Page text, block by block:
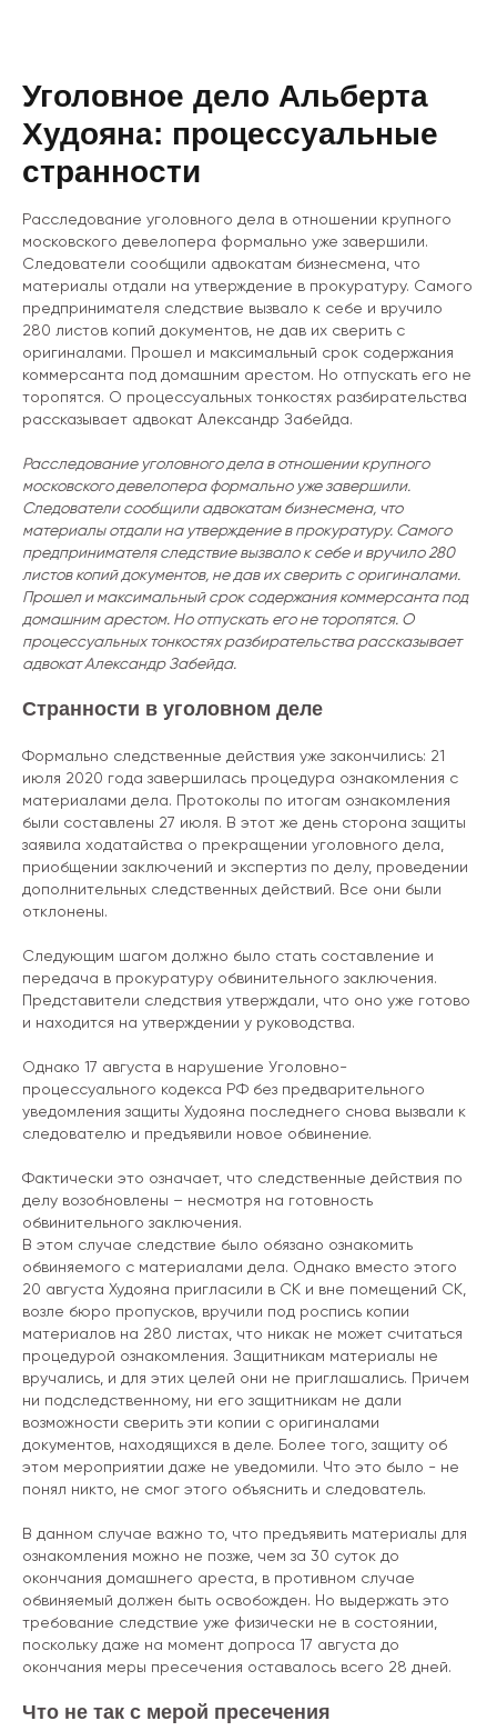
Уголовное дело Альберта
Худояна: процессуальные
странности
Расследование уголовного дела в отношении крупного
московского девелопера формально уже завершили.
Следователи сообщили адвокатам бизнесмена, что
материалы отдали на утверждение в прокуратуру. Самого
предпринимателя следствие вызвало к себе и вручило
280 листов копий документов, не дав их сверить с
оригиналами. Прошел и максимальный срок содержания
коммерсанта под домашним арестом. Но отпускать его не
торопятся. О процессуальных тонкостях разбирательства
рассказывает адвокат Александр Забейда.
Расследование уголовного дела в отношении крупного
московского девелопера формально уже завершили.
Следователи сообщили адвокатам бизнесмена, что
материалы отдали на утверждение в прокуратуру. Самого
предпринимателя следствие вызвало к себе и вручило 280
листов копий документов, не дав их сверить с оригиналами.
Прошел и максимальный срок содержания коммерсанта под
домашним арестом. Но отпускать его не торопятся. О
процессуальных тонкостях разбирательства рассказывает
адвокат Александр Забейда.
Странности в уголовном деле
Формально следственные действия уже закончились: 21
июля 2020 года завершилась процедура ознакомления с
материалами дела. Протоколы по итогам ознакомления
были составлены 27 июля. В этот же день сторона защиты
заявила ходатайства о прекращении уголовного дела,
приобщении заключений и экспертиз по делу, проведении
дополнительных следственных действий. Все они были
отклонены.
Следующим шагом должно было стать составление и
передача в прокуратуру обвинительного заключения.
Представители следствия утверждали, что оно уже готово
и находится на утверждении у руководства.
Однако 17 августа в нарушение Уголовно-
процессуального кодекса РФ без предварительного
уведомления защиты Худояна последнего снова вызвали к
следователю и предъявили новое обвинение.
Фактически это означает, что следственные действия по
делу возобновлены – несмотря на готовность
обвинительного заключения.
В этом случае следствие было обязано ознакомить
обвиняемого с материалами дела. Однако вместо этого
20 августа Худояна пригласили в СК и вне помещений СК,
возле бюро пропусков, вручили под роспись копии
материалов на 280 листах, что никак не может считаться
процедурой ознакомления. Защитникам материалы не
вручались, и для этих целей они не приглашались. Причем
ни подследственному, ни его защитникам не дали
возможности сверить эти копии с оригиналами
документов, находящихся в деле. Более того, защиту об
этом мероприятии даже не уведомили. Что это было - не
понял никто, не смог этого объяснить и следователь.
В данном случае важно то, что предъявить материалы для
ознакомления можно не позже, чем за 30 суток до
окончания домашнего ареста, в противном случае
обвиняемый должен быть освобожден. Но выдержать это
требование следствие уже физически не в состоянии,
поскольку даже на момент допроса 17 августа до
окончания меры пресечения оставалось всего 28 дней.
Что не так с мерой пресечения